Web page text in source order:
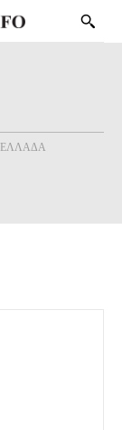
ΕΛΛΑΔΑ